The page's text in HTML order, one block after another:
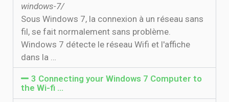
windows-7/
Sous Windows 7, la connexion à un réseau sans
fil, se fait normalement sans problème.
Windows 7 détecte le réseau Wifi et l'affiche
dans la …
3 Connecting your Windows 7 Computer to
the Wi-fi …